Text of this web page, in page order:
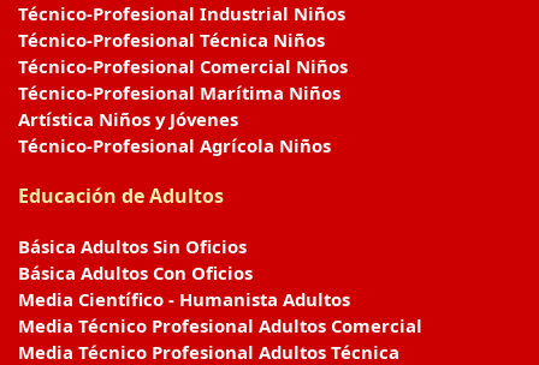
Técnico-Profesional Industrial Niños
Técnico-Profesional Técnica Niños
Técnico-Profesional Comercial Niños
Técnico-Profesional Marítima Niños
Artística Niños y Jóvenes
Técnico-Profesional Agrícola Niños
Educación de Adultos
Básica Adultos Sin Oficios
Básica Adultos Con Oficios
Media Científico - Humanista Adultos
Media Técnico Profesional Adultos Comercial
Media Técnico Profesional Adultos Técnica